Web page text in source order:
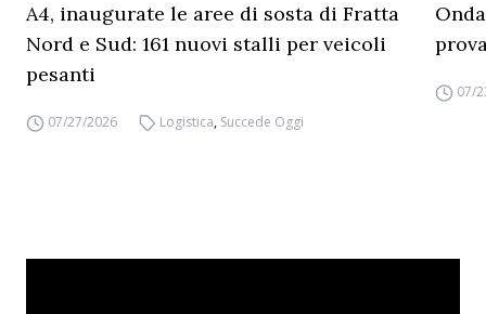
A4, inaugurate le aree di sosta di Fratta
Nord e Sud: 161 nuovi stalli per veicoli
pesanti
07/27/2026 Logistica, Succede Oggi
07/